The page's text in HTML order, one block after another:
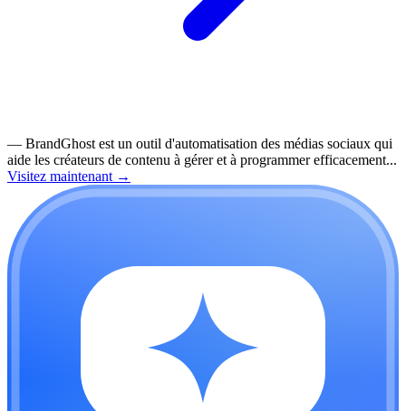
— BrandGhost est un outil d'automatisation des médias sociaux qui
aide les créateurs de contenu à gérer et à programmer efficacement...
Visitez maintenant →